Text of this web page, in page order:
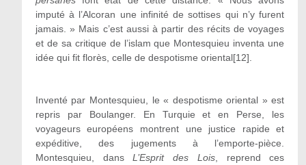
imputé à l’Alcoran une infinité de sottises qui n’y furent
jamais. » Mais c’est aussi à partir des récits de voyages
et de sa critique de l’islam que Montesquieu inventa une
idée qui fit florès, celle de despotisme oriental[12].
Inventé par Montesquieu, le « despotisme oriental » est
repris par Boulanger. En Turquie et en Perse, les
voyageurs européens montrent une justice rapide et
expéditive, des jugements à l’emporte-pièce.
Montesquieu, dansL’Esprit des Lois, reprend ces